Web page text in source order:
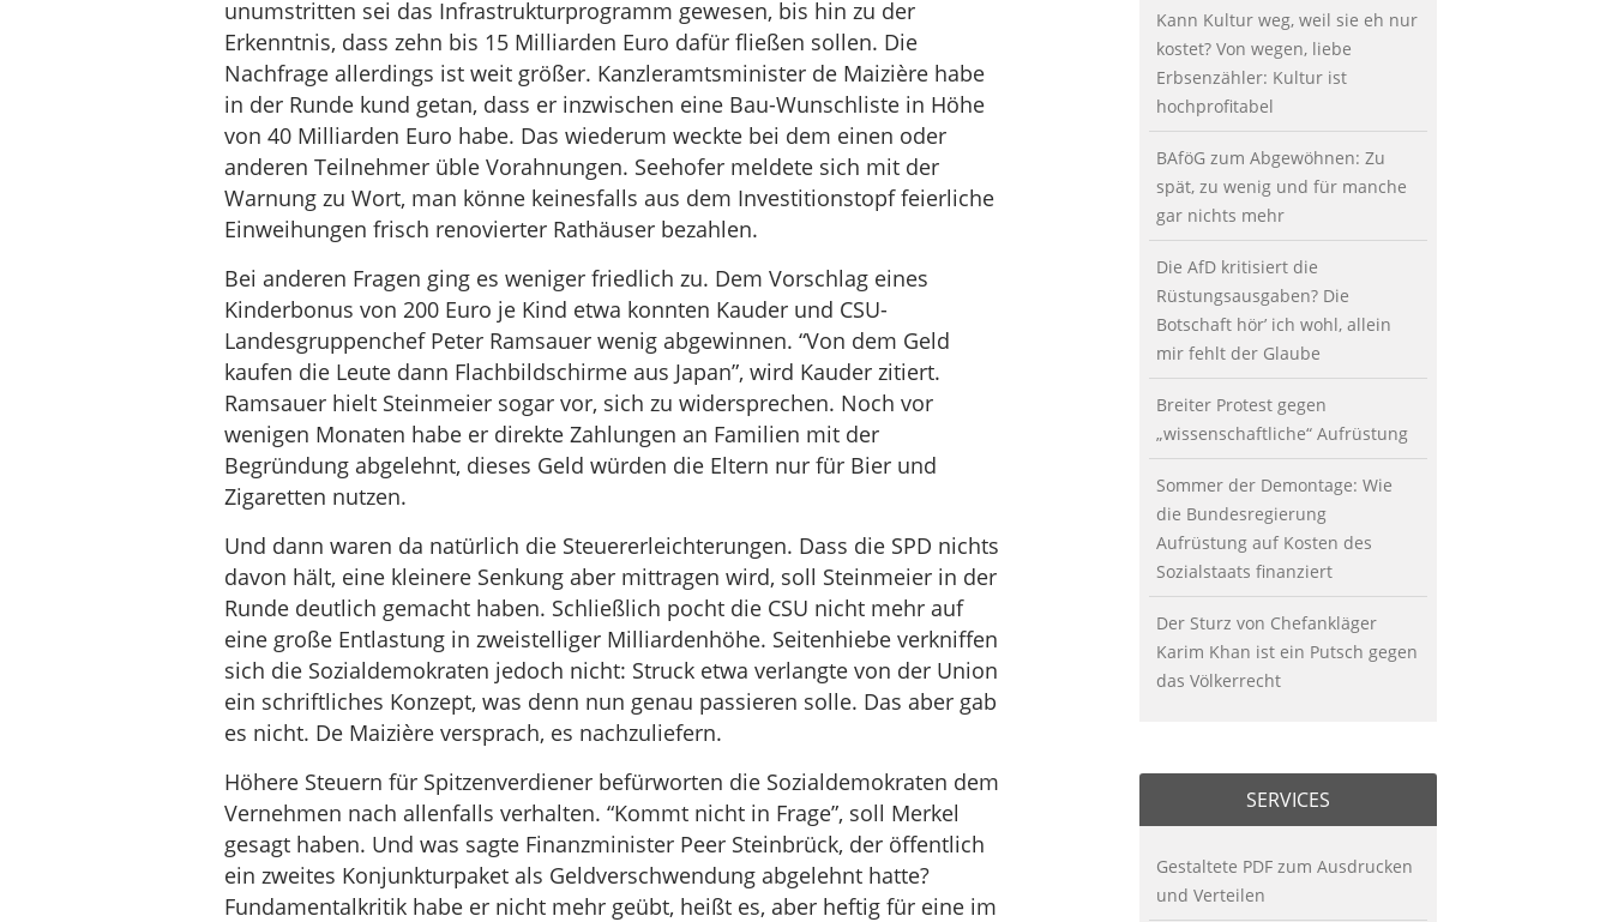
unumstritten sei das Infrastrukturprogramm gewesen, bis hin zu der
Erkenntnis, dass zehn bis 15 Milliarden Euro dafür fließen sollen. Die
Nachfrage allerdings ist weit größer. Kanzleramtsminister de Maizière habe
in der Runde kund getan, dass er inzwischen eine Bau-Wunschliste in Höhe
von 40 Milliarden Euro habe. Das wiederum weckte bei dem einen oder
anderen Teilnehmer üble Vorahnungen. Seehofer meldete sich mit der
Warnung zu Wort, man könne keinesfalls aus dem Investitionstopf feierliche
Einweihungen frisch renovierter Rathäuser bezahlen.
Bei anderen Fragen ging es weniger friedlich zu. Dem Vorschlag eines
Kinderbonus von 200 Euro je Kind etwa konnten Kauder und CSU-
Landesgruppenchef Peter Ramsauer wenig abgewinnen. “Von dem Geld
kaufen die Leute dann Flachbildschirme aus Japan”, wird Kauder zitiert.
Ramsauer hielt Steinmeier sogar vor, sich zu widersprechen. Noch vor
wenigen Monaten habe er direkte Zahlungen an Familien mit der
Begründung abgelehnt, dieses Geld würden die Eltern nur für Bier und
Zigaretten nutzen.
Und dann waren da natürlich die Steuererleichterungen. Dass die SPD nichts
davon hält, eine kleinere Senkung aber mittragen wird, soll Steinmeier in der
Runde deutlich gemacht haben. Schließlich pocht die CSU nicht mehr auf
eine große Entlastung in zweistelliger Milliardenhöhe. Seitenhiebe verkniffen
sich die Sozialdemokraten jedoch nicht: Struck etwa verlangte von der Union
ein schriftliches Konzept, was denn nun genau passieren solle. Das aber gab
es nicht. De Maizière versprach, es nachzuliefern.
Höhere Steuern für Spitzenverdiener befürworten die Sozialdemokraten dem
Vernehmen nach allenfalls verhalten. “Kommt nicht in Frage”, soll Merkel
gesagt haben. Und was sagte Finanzminister Peer Steinbrück, der öffentlich
ein zweites Konjunkturpaket als Geldverschwendung abgelehnt hatte?
Fundamentalkritik habe er nicht mehr geübt, heißt es, aber heftig für eine im
Kann Kultur weg, weil sie eh nur
kostet? Von wegen, liebe
Erbsenzähler: Kultur ist
hochprofitabel
BAföG zum Abgewöhnen: Zu
spät, zu wenig und für manche
gar nichts mehr
Die AfD kritisiert die
Rüstungsausgaben? Die
Botschaft hör’ ich wohl, allein
mir fehlt der Glaube
Breiter Protest gegen
„wissenschaftliche“ Aufrüstung
Sommer der Demontage: Wie
die Bundesregierung
Aufrüstung auf Kosten des
Sozialstaats finanziert
Der Sturz von Chefankläger
Karim Khan ist ein Putsch gegen
das Völkerrecht
SERVICES
Gestaltete PDF zum Ausdrucken
und Verteilen